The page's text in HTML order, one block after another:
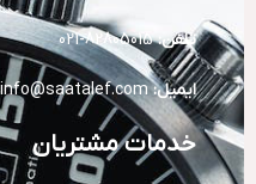
تلفن:82805015-021
ایمیل: info@saatalef.com
خدمات مشتریان